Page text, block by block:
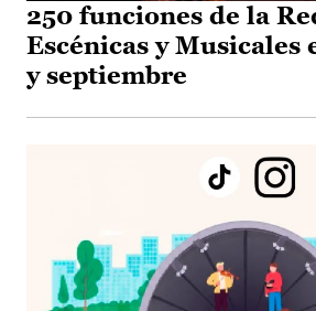
250 funciones de la
Escénicas y Musicales
y septiembre